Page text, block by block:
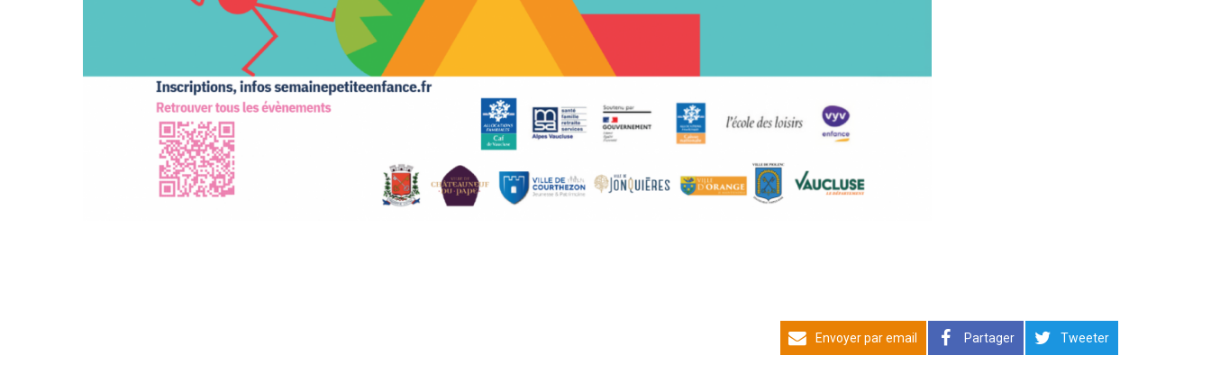
Envoyer par email Partager Tweeter